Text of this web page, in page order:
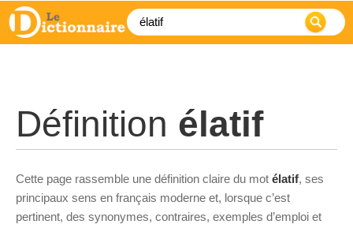
Définition élatif
Cette page rassemble une définition claire du mot élatif, ses
principaux sens en français moderne et, lorsque c’est
pertinent, des synonymes, contraires, exemples d’emploi et